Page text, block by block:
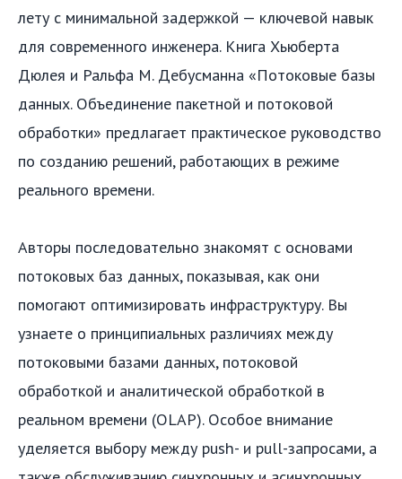
лету с минимальной задержкой — ключевой навык
для современного инженера. Книга Хьюберта
Дюлея и Ральфа М. Дебусманна «Потоковые базы
данных. Объединение пакетной и потоковой
обработки» предлагает практическое руководство
по созданию решений, работающих в режиме
реального времени.
Авторы последовательно знакомят с основами
потоковых баз данных, показывая, как они
помогают оптимизировать инфраструктуру. Вы
узнаете о принципиальных различиях между
потоковыми базами данных, потоковой
обработкой и аналитической обработкой в
реальном времени (OLAP). Особое внимание
уделяется выбору между push- и pull-запросами, а